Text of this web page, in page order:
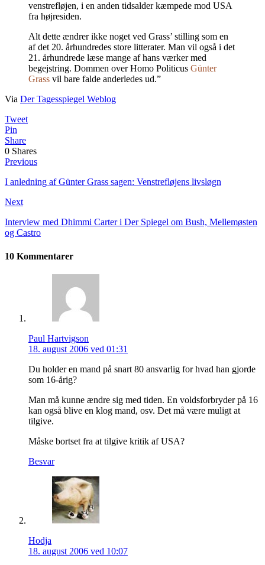
venstrefløjen, i en anden tidsalder kæmpede mod USA
fra højresiden.
Alt dette ændrer ikke noget ved Grass’ stilling som en
af det 20. århundredes store litterater. Man vil også i det
21. århundrede læse mange af hans værker med
begejstring. Dommen over Homo Politicus Günter
Grass vil bare falde anderledes ud.”
Via Der Tagesspiegel Weblog
Tweet
Pin
Share
0 Shares
Previous
I anledning af Günter Grass sagen: Venstrefløjens livsløgn
Next
Interview med Dhimmi Carter i Der Spiegel om Bush, Mellemøsten
og Castro
10 Kommentarer
Paul Hartvigson
18. august 2006 ved 01:31
Du holder en mand på snart 80 ansvarlig for hvad han gjorde
som 16-årig?
Man må kunne ændre sig med tiden. En voldsforbryder på 16
kan også blive en klog mand, osv. Det må være muligt at
tilgive.
Måske bortset fra at tilgive kritik af USA?
Besvar
Hodja
18. august 2006 ved 10:07